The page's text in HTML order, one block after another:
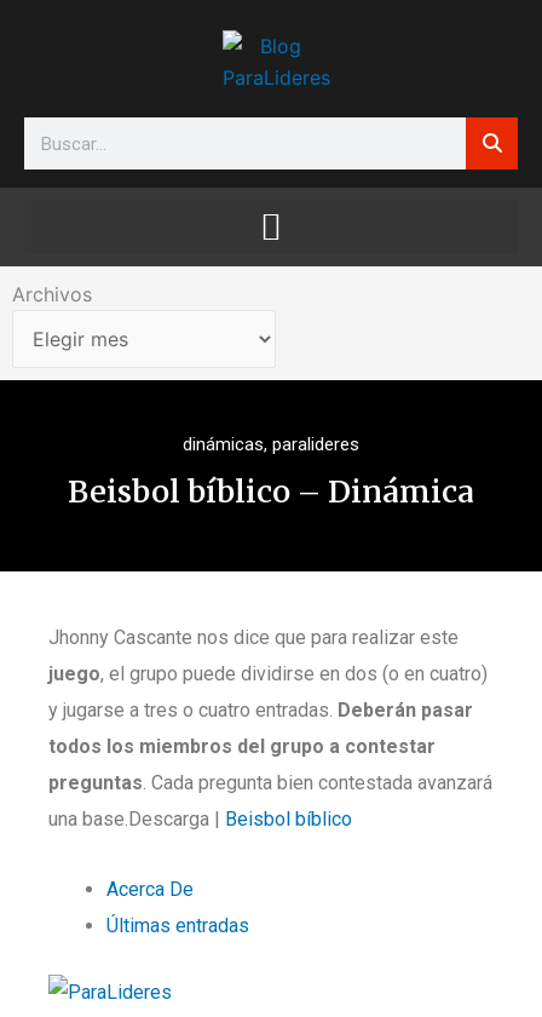
Search
Archivos
Archivos
dinámicas, paralideres
Beisbol bíblico – Dinámica
Jhonny Cascante nos dice que para realizar este
juego, el grupo puede dividirse en dos (o en cuatro)
y jugarse a tres o cuatro entradas. Deberán pasar
todos los miembros del grupo a contestar
preguntas. Cada pregunta bien contestada avanzará
una base.Descarga | Beisbol bíblico
Acerca De
Últimas entradas